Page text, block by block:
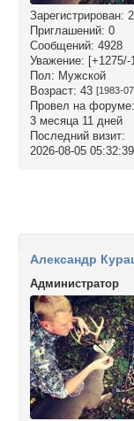
Зарегистрирован:
Приглашений: 0
Сообщений: 4928
Уважение: [+1275/-
Пол: Мужской
Возраст: 43 [1983-
Провел на форуме:
3 месяца 11 дней
Последний визит:
2026-08-05 05:32:39
Александр
Администратор